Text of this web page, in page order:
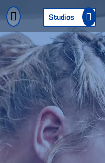
Studios